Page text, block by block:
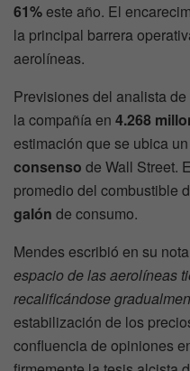
61%este año. El
la principal barrera
aerolíneas.
Previsiones del analista
la compañía en 4.268
estimación que se ubica un
consenso de Wall Street.
promedio del combustible
galón de consumo.
Mendes escribió en su
espacio de las aerolíneas
recalificándose
estabilización de los
confluencia de opiniones